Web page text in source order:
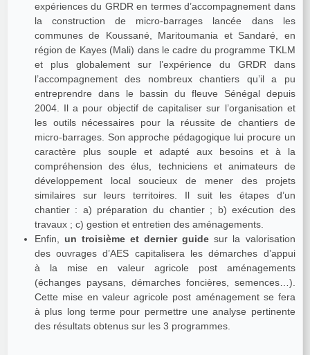
expériences du GRDR en termes d’accompagnement dans
la construction de micro-barrages lancée dans les
communes de Koussané, Maritoumania et Sandaré, en
région de Kayes (Mali) dans le cadre du programme TKLM
et plus globalement sur l’expérience du GRDR dans
l’accompagnement des nombreux chantiers qu’il a pu
entreprendre dans le bassin du fleuve Sénégal depuis
2004. Il a pour objectif de capitaliser sur l’organisation et
les outils nécessaires pour la réussite de chantiers de
micro-barrages. Son approche pédagogique lui procure un
caractère plus souple et adapté aux besoins et à la
compréhension des élus, techniciens et animateurs de
développement local soucieux de mener des projets
similaires sur leurs territoires. Il suit les étapes d’un
chantier : a) préparation du chantier ; b) exécution des
travaux ; c) gestion et entretien des aménagements.
Enfin, un troisième et dernier guidesur la valorisation
des ouvrages d’AES capitalisera les démarches d’appui
à la mise en valeur agricole post aménagements
(échanges paysans, démarches foncières, semences…).
Cette mise en valeur agricole post aménagement se fera
à plus long terme pour permettre une analyse pertinente
des résultats obtenus sur les 3 programmes.